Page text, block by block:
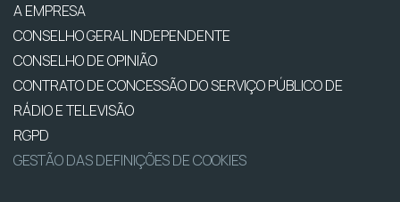
A EMPRESA
CONSELHO GERAL INDEPENDENTE
CONSELHO DE OPINIÃO
CONTRATO DE CONCESSÃO DO SERVIÇO PÚBLICO DE
RÁDIO E TELEVISÃO
RGPD
GESTÃO DAS DEFINIÇÕES DE COOKIES